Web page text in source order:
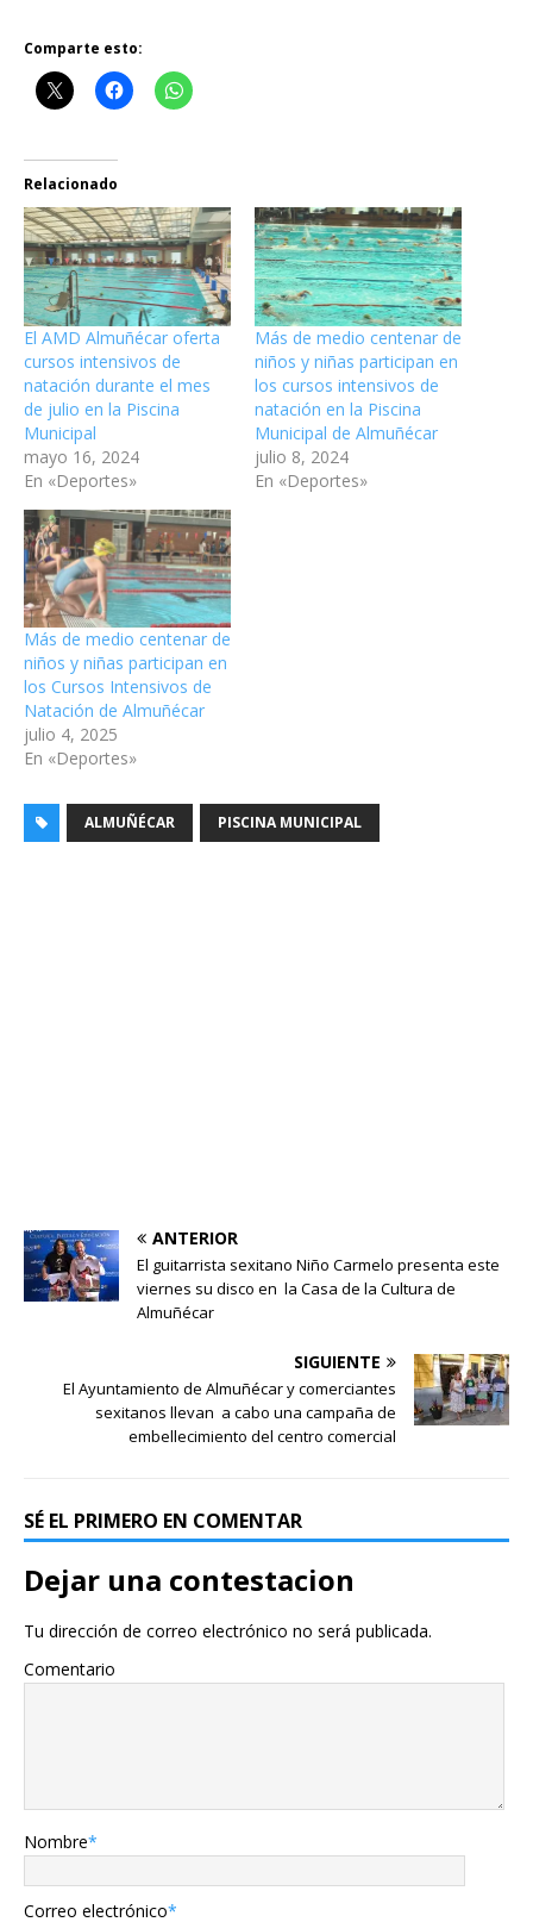
Comparte esto:
Relacionado
El AMD Almuñécar oferta
cursos intensivos de
natación durante el mes
de julio en la Piscina
Municipal
mayo 16, 2024
En «Deportes»
Más de medio centenar de
niños y niñas participan en
los cursos intensivos de
natación en la Piscina
Municipal de Almuñécar
julio 8, 2024
En «Deportes»
Más de medio centenar de
niños y niñas participan en
los Cursos Intensivos de
Natación de Almuñécar
julio 4, 2025
En «Deportes»
ALMUÑÉCAR PISCINA MUNICIPAL
ANTERIOR
El guitarrista sexitano Niño Carmelo presenta este
viernes su disco en la Casa de la Cultura de
Almuñécar
SIGUIENTE
El Ayuntamiento de Almuñécar y comerciantes
sexitanos llevan a cabo una campaña de
embellecimiento del centro comercial
SÉ EL PRIMERO EN COMENTAR
Dejar una contestacion
Tu dirección de correo electrónico no será publicada.
Comentario
Nombre*
Correo electrónico*